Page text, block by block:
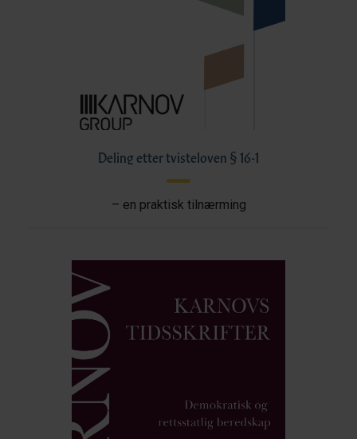
Deling etter tvisteloven § 16-1
– en praktisk tilnærming